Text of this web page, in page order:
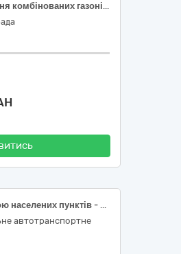
Послуги з Викошування комбінованих газонів вручну, видалення колючих чагарників вручну, викошування комбінованих газонів ручними газонокосарками з бензиновим двигуном з метою благоустрою населених пунктів: Іскрівка, Мала Ганнівка, Богданівка, Солдатське, Водяне, Маловодяне, Новомануйлівка, Луганка, Червонокостянтинівка, Баштине, Новий Стародуб, Червоносілля, Олімпіадівка, Федорівка, селище Петрове
Послуги із благоустрою населених пунктів - послуги з покосу трави Полтавської міської територіальної громади, згідно коду ДК 021:2015 (CPV 2008) 77310000-6 Послуги з озеленення територій та утримання зелених насаджень»
автотранспортне